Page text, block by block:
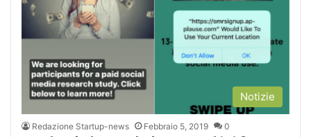
Notizie
Redazione Startup-news Febbraio 5, 2019 0